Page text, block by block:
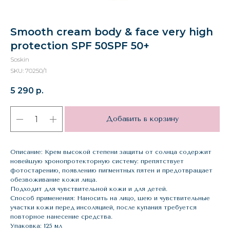
Smooth cream body & face very high
protection SPF 50SPF 50+
Soskin
SKU: 70250/1
5 290 р.
Добавить в корзину
Описание: Крем высокой степени защиты от солнца содержит
новейшую хронопротекторную систему: препятствует
фотостарению, появлению пигментных пятен и предотвращает
обезвоживание кожи лица.
Подходит для чувствительной кожи и для детей.
Способ применения: Наносить на лицо, шею и чувствительные
участки кожи перед инсоляцией, после купания требуется
повторное нанесение средства.
Упаковка: 125 мл